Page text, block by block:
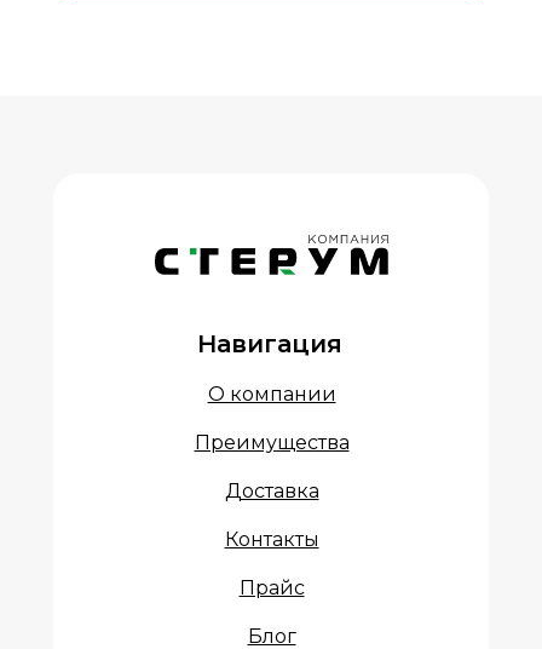
О компании
Преимущества
Доставка
Контакты
Прайс
Блог
Навигация